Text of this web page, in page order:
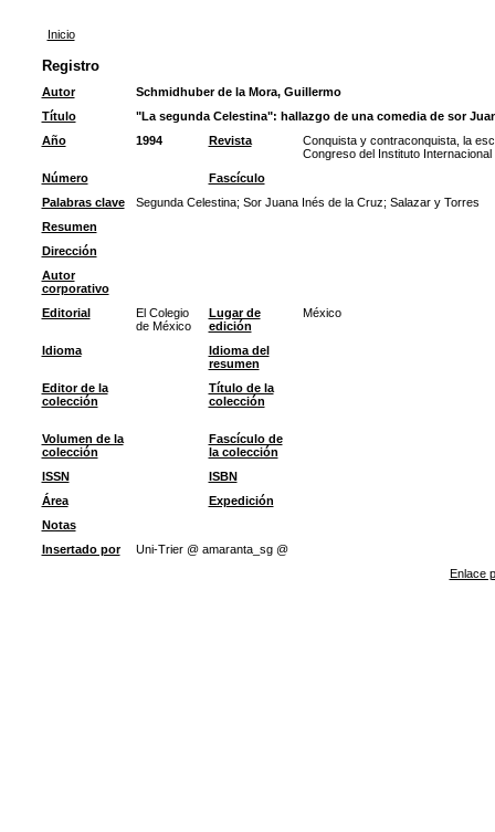
Inicio
Registro
Autor
Schmidhuber de la Mora, Guillermo
Título
"La segunda Celestina": hallazgo de una comedia de sor
Año
1994 Revista
Conquista y contraconquista, la
Congreso del Instituto
Número
Fascículo
Palabras clave
Segunda Celestina; Sor Juana Inés de la Cruz; Salazar y Torres
Resumen
Dirección
Autor
corporativo
Editorial
El Colegio
de México
Lugar de
edición
México
Idioma
Idioma del
resumen
Editor de la
colección
Título de la
colección
Volumen de la
colección
Fascículo de
la colección
ISSN
ISBN
Área
Expedición
Notas
Insertado por
Uni-Trier @ amaranta_sg @
Enlace